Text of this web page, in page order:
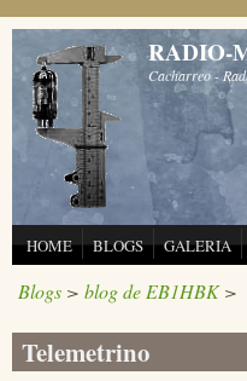
Pasar al contenido principal
RADIO-
Cacharreo -
HOME BLOGS GALERIA
Blogs > blog de EB1HBK>
Telemetrino